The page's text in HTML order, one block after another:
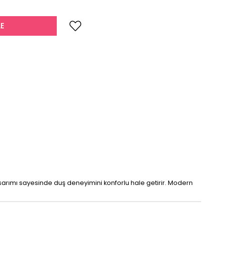
sayesinde duş deneyimini konforlu hale getirir. Modern